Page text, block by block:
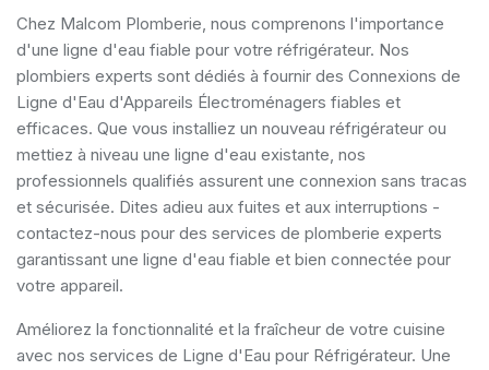
Chez Malcom Plomberie, nous comprenons l'importance
d'une ligne d'eau fiable pour votre réfrigérateur. Nos
plombiers experts sont dédiés à fournir des Connexions de
Ligne d'Eau d'Appareils Électroménagers fiables et
efficaces. Que vous installiez un nouveau réfrigérateur ou
mettiez à niveau une ligne d'eau existante, nos
professionnels qualifiés assurent une connexion sans tracas
et sécurisée. Dites adieu aux fuites et aux interruptions -
contactez-nous pour des services de plomberie experts
garantissant une ligne d'eau fiable et bien connectée pour
votre appareil.
Améliorez la fonctionnalité et la fraîcheur de votre cuisine
avec nos services de Ligne d'Eau pour Réfrigérateur. Une